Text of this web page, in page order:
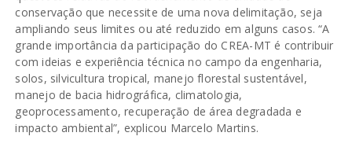
conservação que necessite de uma nova delimitação, seja
ampliando seus limites ou até reduzido em alguns casos. “A
grande importância da participação do CREA-MT é contribuir
com ideias e experiência técnica no campo da engenharia,
solos, silvicultura tropical, manejo florestal sustentável,
manejo de bacia hidrográfica, climatologia,
geoprocessamento, recuperação de área degradada e
impacto ambiental”, explicou Marcelo Martins.